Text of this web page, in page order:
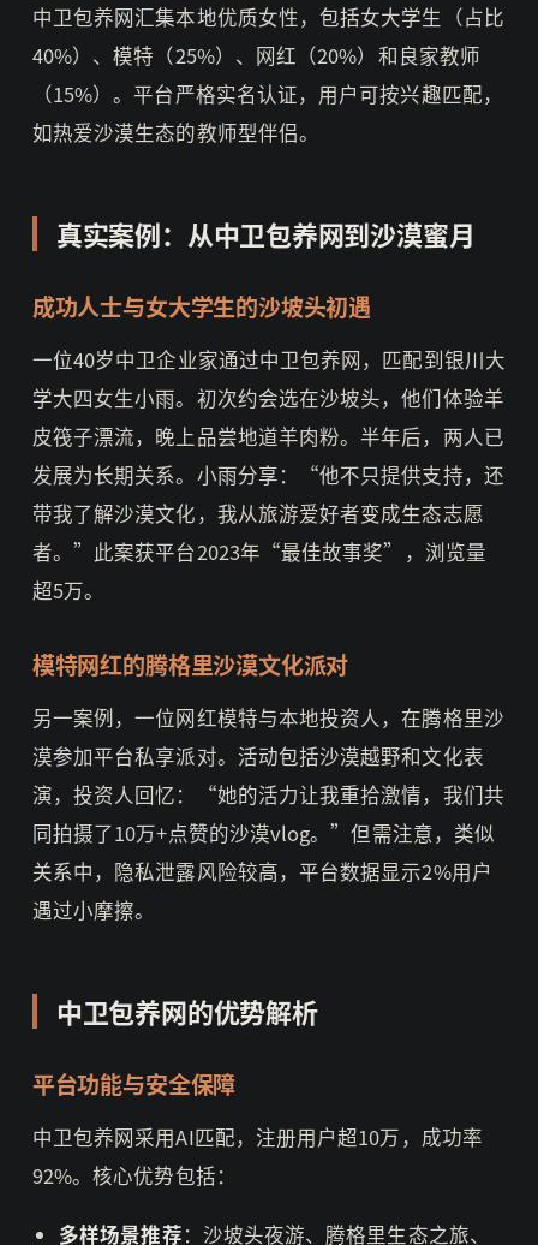
中卫包养网汇集本地优质女性，包括女大学生（占比
40%）、模特（25%）、网红（20%）和良家教师
（15%）。平台严格实名认证，用户可按兴趣匹配，
如热爱沙漠生态的教师型伴侣。
真实案例：从中卫包养网到沙漠蜜月
成功人士与女大学生的沙坡头初遇
一位40岁中卫企业家通过中卫包养网，匹配到银川大
学大四女生小雨。初次约会选在沙坡头，他们体验羊
皮筏子漂流，晚上品尝地道羊肉粉。半年后，两人已
发展为长期关系。小雨分享：“他不只提供支持，还
带我了解沙漠文化，我从旅游爱好者变成生态志愿
者。”此案获平台2023年“最佳故事奖”，浏览量
超5万。
模特网红的腾格里沙漠文化派对
另一案例，一位网红模特与本地投资人，在腾格里沙
漠参加平台私享派对。活动包括沙漠越野和文化表
演，投资人回忆：“她的活力让我重拾激情，我们共
同拍摄了10万+点赞的沙漠vlog。”但需注意，类似
关系中，隐私泄露风险较高，平台数据显示2%用户
遇过小摩擦。
中卫包养网的优势解析
平台功能与安全保障
中卫包养网采用AI匹配，注册用户超10万，成功率
92%。核心优势包括：
多样场景推荐：沙坡头夜游、腾格里生态之旅、